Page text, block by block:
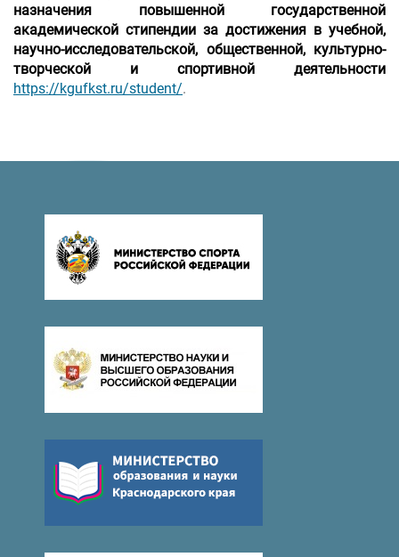
назначения повышенной государственной
академической стипендии за достижения в учебной,
научно-исследовательской, общественной, культурно-
творческой и спортивной деятельности
https://kgufkst.ru/student/.